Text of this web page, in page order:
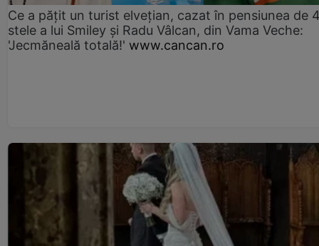
Ce a pățit un turist elvețian, cazat în pensiunea de
stele a lui Smiley și Radu Vâlcan, din Vama Veche:
'Jecmăneală totală!' www.cancan.ro